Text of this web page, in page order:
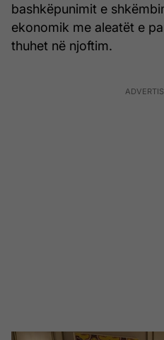
bashkëpunimit e
ekonomik me aleatët e
thuhet në njoftim.